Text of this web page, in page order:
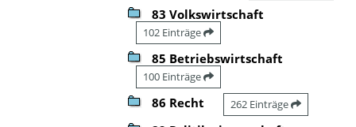
83 Volkswirtschaft
102 Einträge
85 Betriebswirtschaft
100 Einträge
86 Recht 262 Einträge